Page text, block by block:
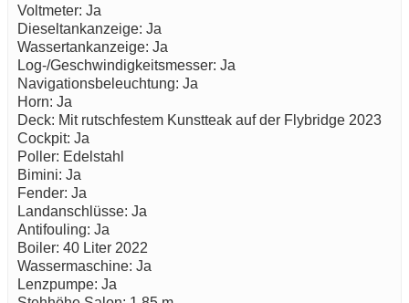
Voltmeter: Ja
Dieseltankanzeige: Ja
Wassertankanzeige: Ja
Log-/Geschwindigkeitsmesser: Ja
Navigationsbeleuchtung: Ja
Horn: Ja
Deck: Mit rutschfestem Kunstteak auf der Flybridge 2023
Cockpit: Ja
Poller: Edelstahl
Bimini: Ja
Fender: Ja
Landanschlüsse: Ja
Antifouling: Ja
Boiler: 40 Liter 2022
Wassermaschine: Ja
Lenzpumpe: Ja